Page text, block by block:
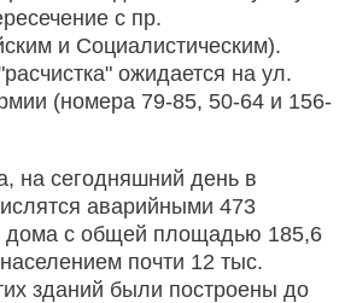
с пр.
и Социалистическим).
ожидается на ул.
(номера 79-85, 50-64 и 156-
на сегодняшний день в
аварийными 473
дома с общей площадью 185,6
почти 12 тыс.
зданий были построены до